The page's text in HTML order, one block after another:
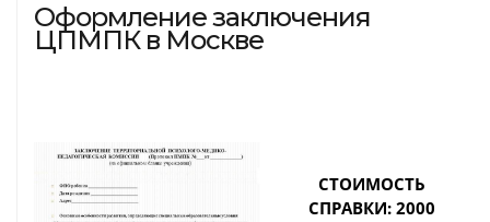
Оформление заключения
ЦПМПК в Москве
СТОИМОСТЬ
СПРАВКИ: 2000